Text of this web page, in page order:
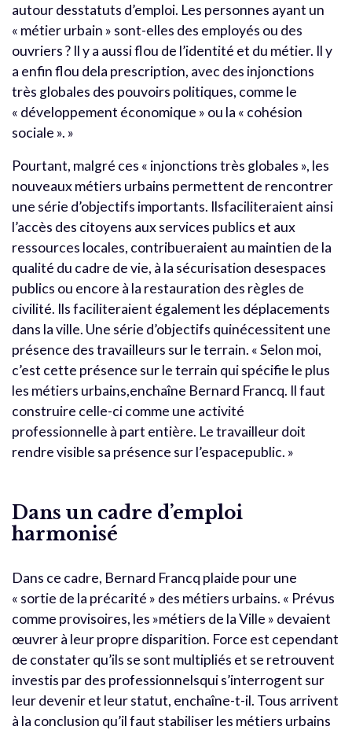
autour desstatuts d’emploi. Les personnes ayant un
« métier urbain » sont-elles des employés ou des
ouvriers ? Il y a aussi flou de l’identité et du métier. Il y
a enfin flou dela prescription, avec des injonctions
très globales des pouvoirs politiques, comme le
« développement économique » ou la « cohésion
sociale ». »
Pourtant, malgré ces « injonctions très globales », les
nouveaux métiers urbains permettent de rencontrer
une série d’objectifs importants. Ilsfaciliteraient ainsi
l’accès des citoyens aux services publics et aux
ressources locales, contribueraient au maintien de la
qualité du cadre de vie, à la sécurisation desespaces
publics ou encore à la restauration des règles de
civilité. Ils faciliteraient également les déplacements
dans la ville. Une série d’objectifs quinécessitent une
présence des travailleurs sur le terrain. « Selon moi,
c’est cette présence sur le terrain qui spécifie le plus
les métiers urbains,enchaîne Bernard Francq. Il faut
construire celle-ci comme une activité
professionnelle à part entière. Le travailleur doit
rendre visible sa présence sur l’espacepublic. »
Dans un cadre d’emploi
harmonisé
Dans ce cadre, Bernard Francq plaide pour une
« sortie de la précarité » des métiers urbains. « Prévus
comme provisoires, les »métiers de la Ville » devaient
œuvrer à leur propre disparition. Force est cependant
de constater qu’ils se sont multipliés et se retrouvent
investis par des professionnelsqui s’interrogent sur
leur devenir et leur statut, enchaîne-t-il. Tous arrivent
à la conclusion qu’il faut stabiliser les métiers urbains